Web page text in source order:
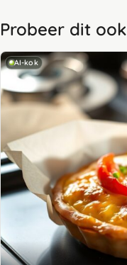
Probeer dit ook
AI-kok